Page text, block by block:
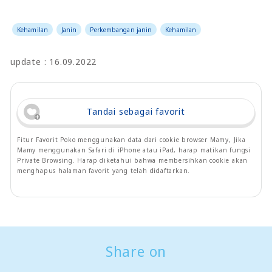
Kehamilan Janin Perkembangan janin Kehamilan
update : 16.09.2022
Tandai sebagai favorit
Fitur Favorit Poko menggunakan data dari cookie browser Mamy, Jika
Mamy menggunakan Safari di iPhone atau iPad, harap matikan fungsi
Private Browsing. Harap diketahui bahwa membersihkan cookie akan
menghapus halaman favorit yang telah didaftarkan.
Share on